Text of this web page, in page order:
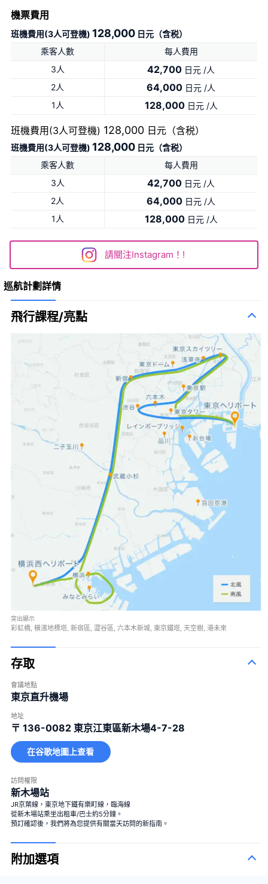
機票費用
班機費用(3人可登機) 128,000 日元（含税）
乘客人數
每人費用
3人
42,700 日元 /人
2人
64,000 日元 /人
1人
128,000日元 /人
班機費用(3人可登機) 128,000 日元（含税）
班機費用(3人可登機) 128,000 日元（含税）
乘客人數
每人費用
3人
42,700 日元 /人
2人
64,000 日元 /人
1人
128,000日元 /人
請關注Instagram！!
巡航計劃詳情
飛行課程/亮點
突出顯示
彩虹橋, 橫濱地標塔, 新宿區, 澀谷區, 六本木新城, 東京鐵塔, 天空樹, 港未來
存取
會議地點
東京直升機場
地址
〒 136-0082 東京江東區新木場4-7-28
在谷歌地圖上查看
訪問權限
新木場站
JR京葉線，東京地下鐵有樂町線，臨海線
從新木場站乘坐出租車/巴士約5分鐘。
預訂確認後，我們將為您提供有關當天訪問的新指南。
附加選項